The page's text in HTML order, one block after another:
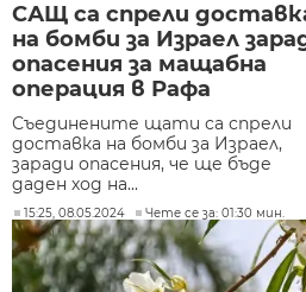
САЩ са спрели
на бомби за Израел
опасения за мащабна
операция в Рафа
Съединените щати са спрели
доставка на бомби за Израел,
заради опасения, че ще бъде
даден ход на...
15:25, 08.05.2024 Чете се за: 01:30 мин.